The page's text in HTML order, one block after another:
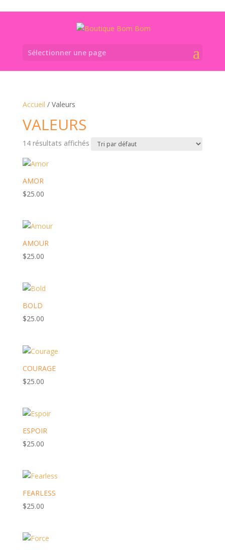
Sélectionner une page
Accueil / Valeurs
VALEURS
14 résultats affichés
AMOR
$25.00
AMOUR
$25.00
BOLD
$25.00
COURAGE
$25.00
ESPOIR
$25.00
FEARLESS
$25.00